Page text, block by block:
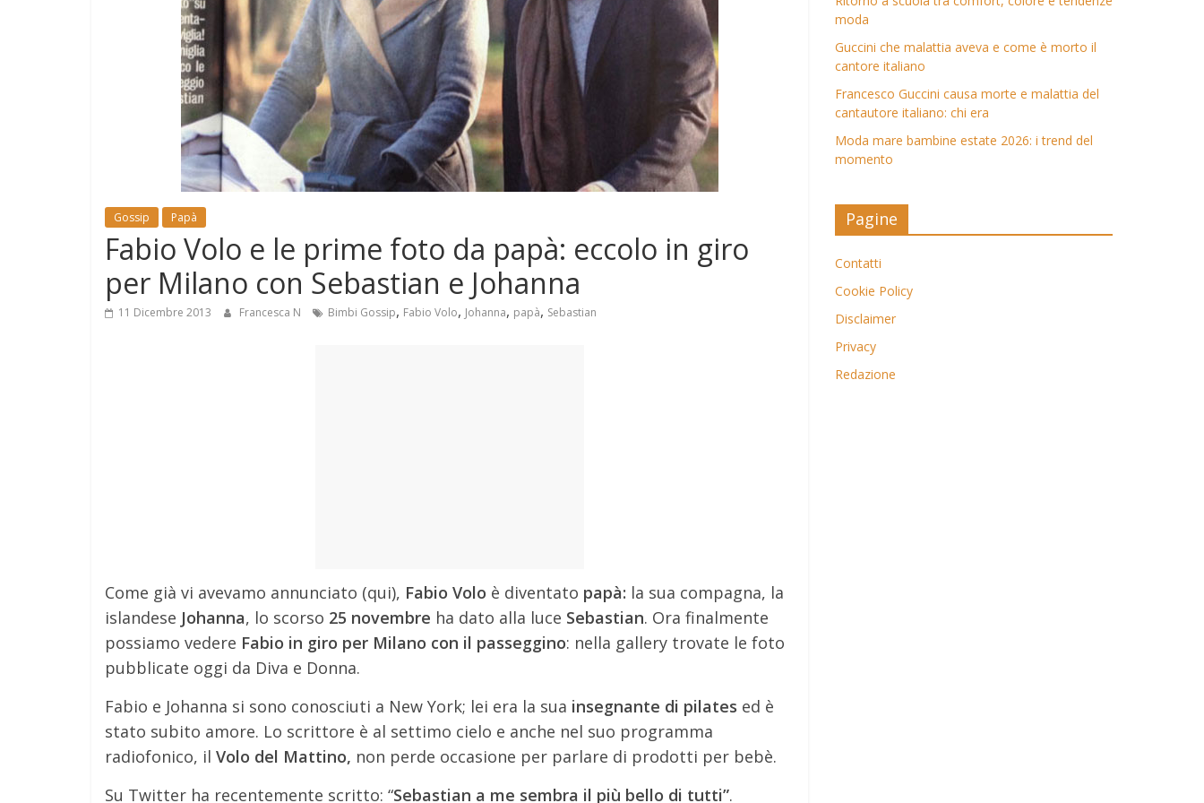
Gossip Papà
Fabio Volo e le prime foto da papà: eccolo in giro
per Milano con Sebastian e Johanna
11 Dicembre 2013 Francesca N Bimbi Gossip, Fabio Volo, Johanna, papà, Sebastian
Come già vi avevamo annunciato (qui), Fabio Volo è diventato papà: la sua compagna, la
islandese Johanna, lo scorso 25 novembre ha dato alla luce Sebastian. Ora finalmente
possiamo vedere Fabio in giro per Milano con il passeggino: nella gallery trovate le foto
pubblicate oggi da Diva e Donna.
Fabio e Johanna si sono conosciuti a New York; lei era la sua insegnante di pilates ed è
stato subito amore. Lo scrittore è al settimo cielo e anche nel suo programma
radiofonico, il Volo del Mattino, non perde occasione per parlare di prodotti per bebè.
Su Twitter ha recentemente scritto: “Sebastian a me sembra il più bello di tutti”.
moda
Guccini che malattia aveva e come è morto il
cantore italiano
Francesco Guccini causa morte e malattia del
cantautore italiano: chi era
Moda mare bambine estate 2026: i trend del
momento
Pagine
Contatti
Cookie Policy
Disclaimer
Privacy
Redazione